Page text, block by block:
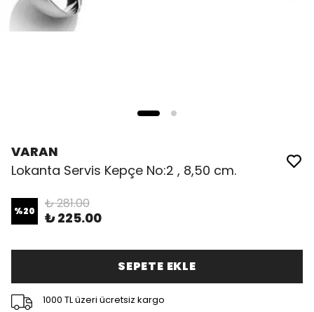
VARAN
Lokanta Servis Kepçe No:2 , 8,50 cm.
%20 ₺ 281.00
₺ 225.00
SEPETE EKLE
1000 TL üzeri ücretsiz kargo